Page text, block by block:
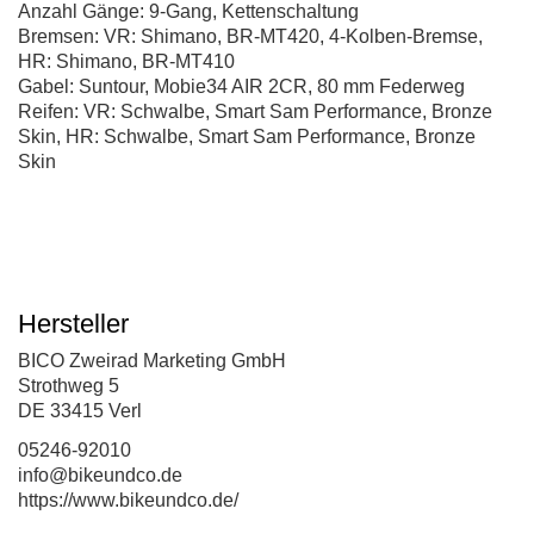
Anzahl Gänge: 9-Gang, Kettenschaltung
Bremsen: VR: Shimano, BR-MT420, 4-Kolben-Bremse,
HR: Shimano, BR-MT410
Gabel: Suntour, Mobie34 AIR 2CR, 80 mm Federweg
Reifen: VR: Schwalbe, Smart Sam Performance, Bronze
Skin, HR: Schwalbe, Smart Sam Performance, Bronze
Skin
Hersteller
BICO Zweirad Marketing GmbH
Strothweg 5
DE 33415 Verl
05246-92010
info@bikeundco.de
https://www.bikeundco.de/